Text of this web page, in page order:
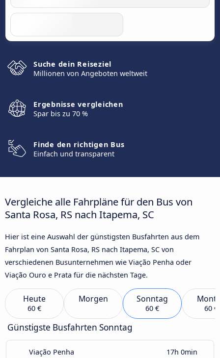
Suche dein Reiseziel
Millionen von Angeboten weltweit
Ergebnisse vergleichen
Spar bis zu 70 %
Finde den richtigen Bus
Einfach und transparent
Vergleiche alle Fahrpläne für den Bus von
Santa Rosa, RS nach Itapema, SC
Hier ist eine Auswahl der günstigsten Busfahrten aus dem
Fahrplan von Santa Rosa, RS nach Itapema, SC von
verschiedenen Busunternehmen wie Viação Penha oder
Viação Ouro e Prata für die nächsten Tage.
Heute
60 €
Morgen Sonntag
60 € 60 €
Günstigste Busfahrten Sonntag
Viação Penha 17h 0min